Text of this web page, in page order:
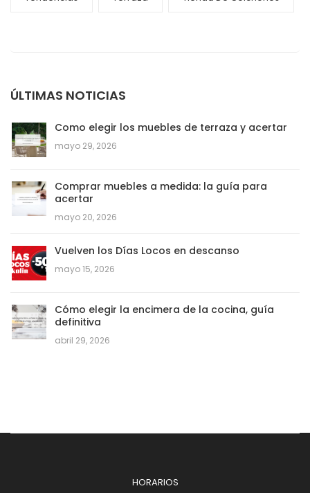
ÚLTIMAS NOTICIAS
Como elegir los muebles de terraza y acertar
mayo 29, 2026
Comprar muebles a medida: la guía para
acertar
mayo 20, 2026
Vuelven los Días Locos en descanso
mayo 15, 2026
Cómo elegir la encimera de la cocina, guía
definitiva
abril 29, 2026
HORARIOS